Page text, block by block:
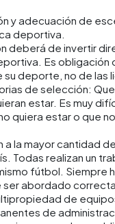
y adecuación de
deportiva.
deberá de invertir
Es obligación
deporte, no de las
de selección:
estar. Es muy
quiera estar o que
a la mayor cantidad
Todas realizan un
fútbol. Siempre
abordado
de
de